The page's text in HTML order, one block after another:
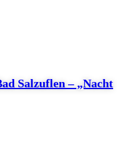
Salzuflen – „Nacht